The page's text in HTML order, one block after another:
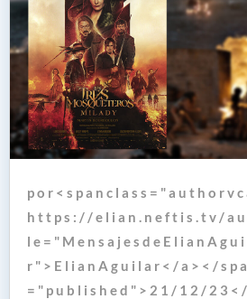
p o r < s p a n c l a s s = " a u t h o r v
h t t p s : / / e l i a n . n e f t i s . t v / a
l e = " M e n s a j e s d e E l i a n A g u
r " > E l i a n A g u i l a r < / a > < / s p
= " p u b l i s h e d " > 2 1 / 1 2 / 2 3 <